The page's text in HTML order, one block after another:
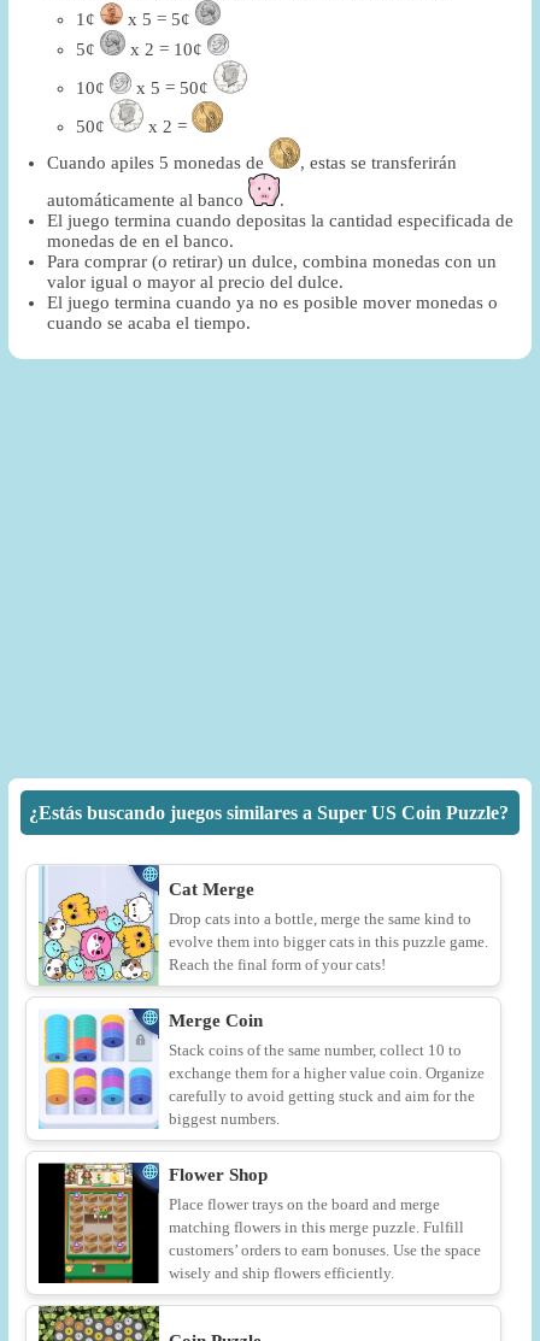
1¢
x 5 = 5¢
5¢
x 2 = 10¢
10¢
x 5 = 50¢
50¢
x 2 =
Cuando apiles 5 monedas de
, estas se transferirán
automáticamente al banco
.
El juego termina cuando depositas la cantidad especificada de
monedas de en el banco.
Para comprar (o retirar) un dulce, combina monedas con un
valor igual o mayor al precio del dulce.
El juego termina cuando ya no es posible mover monedas o
cuando se acaba el tiempo.
¿Estás buscando juegos similares a Super US Coin Puzzle?
Cat Merge
Drop cats into a bottle, merge the same kind to
evolve them into bigger cats in this puzzle game.
Reach the final form of your cats!
Merge Coin
Stack coins of the same number, collect 10 to
exchange them for a higher value coin. Organize
carefully to avoid getting stuck and aim for the
biggest numbers.
Flower Shop
Place flower trays on the board and merge
matching flowers in this merge puzzle. Fulfill
customers’ orders to earn bonuses. Use the space
wisely and ship flowers efficiently.